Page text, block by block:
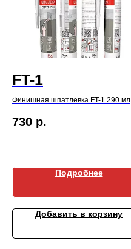
FT-1
Финишная шпатлевка FT-1 290 мл
730 р.
Подробнее
Добавить в корзину